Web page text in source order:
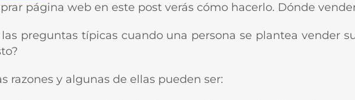
página web en este post verás cómo hacerlo. Dónde
preguntas típicas cuando una persona se plantea vender
razones y algunas de ellas pueden ser: